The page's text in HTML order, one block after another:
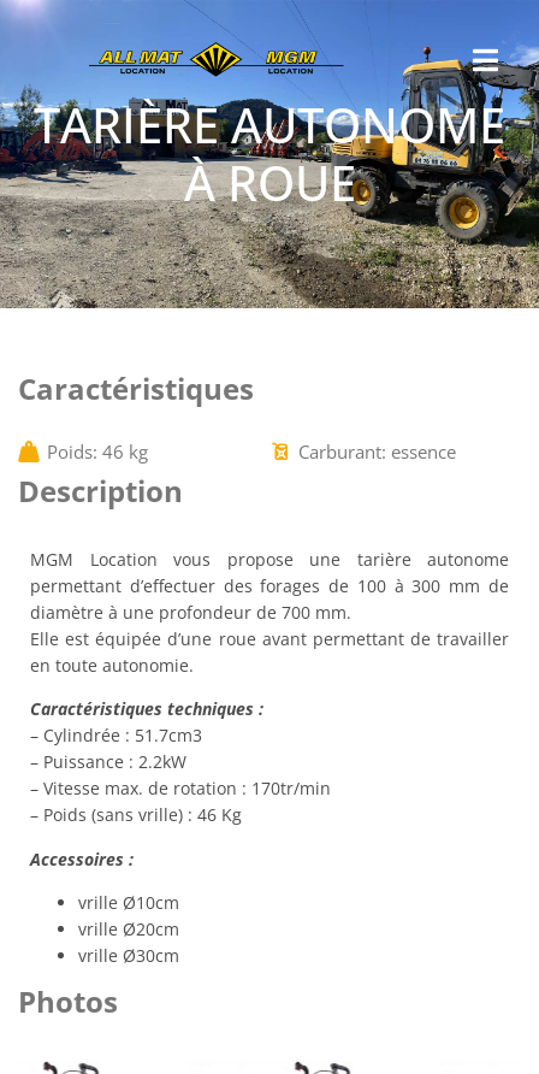
TARIÈRE AUTONOME
À ROUE
Caractéristiques
Poids: 46 kg Carburant: essence
Description
MGM Location vous propose une tarière autonome
permettant d’effectuer des forages de 100 à 300 mm de
diamètre à une profondeur de 700 mm.
Elle est équipée d’une roue avant permettant de travailler
en toute autonomie.
Caractéristiques techniques :
– Cylindrée : 51.7cm3
– Puissance : 2.2kW
– Vitesse max. de rotation : 170tr/min
– Poids (sans vrille) : 46 Kg
Accessoires :
vrille Ø10cm
vrille Ø20cm
vrille Ø30cm
Photos